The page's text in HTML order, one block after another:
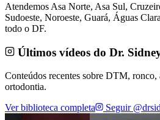
Atendemos Asa Norte, Asa Sul,
Sudoeste, Noroeste, Guará, Águas
todo o DF.
Últimos vídeos do Dr.
Conteúdos recentes sobre DTM,
ortodontia.
Ver biblioteca completa
Seguir